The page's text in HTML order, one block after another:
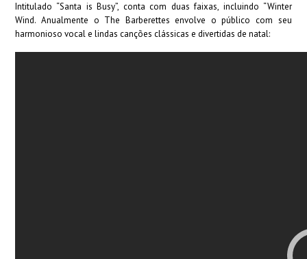
Intitulado “Santa is Busy”, conta com duas faixas, incluindo “Winter
Wind. Anualmente o The Barberettes envolve o público com seu
harmonioso vocal e lindas canções clássicas e divertidas de natal: